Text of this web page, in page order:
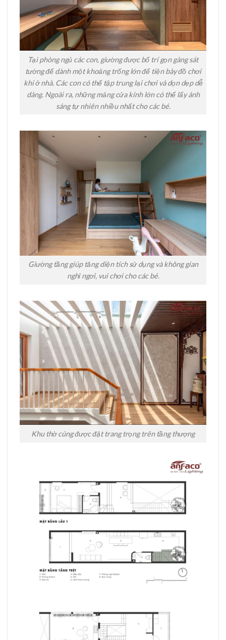
Tại phòng ngủ các con, giường được bố trí gọn gàng sát
tường để dành một khoảng trống lớn để tiện bày đồ chơi
khi ở nhà. Các con có thể tập trung lại chơi và dọn dẹp dễ
dàng. Ngoài ra, những mảng cửa kính lớn có thể lấy ánh
sáng tự nhiên nhiều nhất cho các bé.
Giường tầng giúp tăng diện tích sử dụng và không gian
nghỉ ngơi, vui chơi cho các bé.
Khu thờ cúng được đặt trang trọng trên tầng thượng